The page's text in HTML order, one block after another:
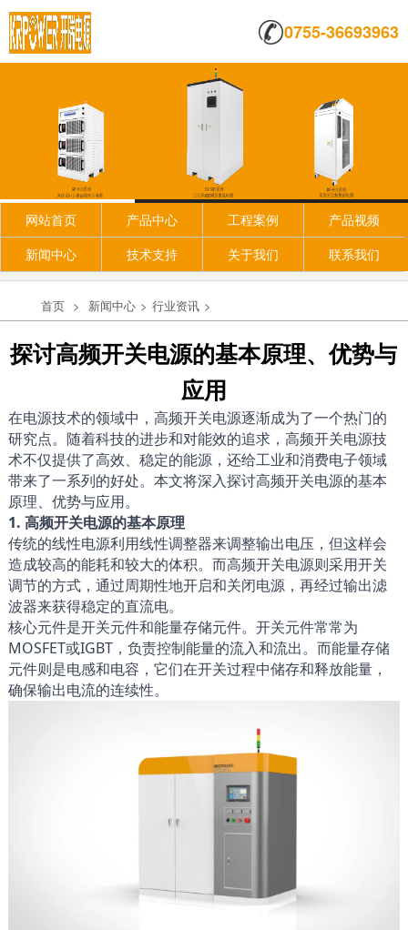
0755-36693963
网站首页 产品中心 工程案例
产品视频
新闻中心
技术支持 关于我们 联系我们
首页 > 新闻中心 > 行业资讯 >
探讨高频开关电源的基本原理、优势与
应用
在电源技术的领域中，高频开关电源逐渐成为了一个热门的
研究点。随着科技的进步和对能效的追求，高频开关电源技
术不仅提供了高效、稳定的能源，还给工业和消费电子领域
带来了一系列的好处。本文将深入探讨高频开关电源的基本
原理、优势与应用。
1. 高频开关电源的基本原理
传统的线性电源利用线性调整器来调整输出电压，但这样会
造成较高的能耗和较大的体积。而高频开关电源则采用开关
调节的方式，通过周期性地开启和关闭电源，再经过输出滤
波器来获得稳定的直流电。
核心元件是开关元件和能量存储元件。开关元件常常为
MOSFET或IGBT，负责控制能量的流入和流出。而能量存储
元件则是电感和电容，它们在开关过程中储存和释放能量，
确保输出电流的连续性。